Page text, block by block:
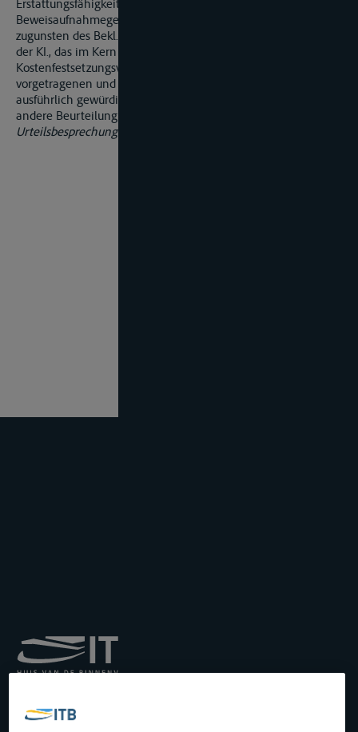
Erstattungsfähigkeit der Gutachterkosten F.;
Beweisaufnahmegebühr. gem. § 118 Abs. 1 Nr. 3 BRAGO
zugunsten des Bekl.) rechtfertigt das Beschwerdevorbringen
der KI., das im Kern aus einer Wiederholung der bereits im
Kostenfestsetzungsverfahren vor dem Rechtspfleger
vorgetragenen und im Kostenfestsetzungsbeschluss
ausführlich gewürdigten Gesichtspunkte besteht, keine
andere Beurteilung.
Urteilsbesprechung aus VersR 2003, S. 1058
Transport by Inland